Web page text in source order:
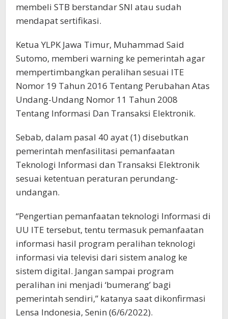
membeli STB berstandar SNI atau sudah
mendapat sertifikasi.
Ketua YLPK Jawa Timur, Muhammad Said
Sutomo, memberi warning ke pemerintah agar
mempertimbangkan peralihan sesuai ITE
Nomor 19 Tahun 2016 Tentang Perubahan Atas
Undang-Undang Nomor 11 Tahun 2008
Tentang Informasi Dan Transaksi Elektronik.
Sebab, dalam pasal 40 ayat (1) disebutkan
pemerintah menfasilitasi pemanfaatan
Teknologi Informasi dan Transaksi Elektronik
sesuai ketentuan peraturan perundang-
undangan.
“Pengertian pemanfaatan teknologi Informasi di
UU ITE tersebut, tentu termasuk pemanfaatan
informasi hasil program peralihan teknologi
informasi via televisi dari sistem analog ke
sistem digital. Jangan sampai program
peralihan ini menjadi ‘bumerang’ bagi
pemerintah sendiri,” katanya saat dikonfirmasi
Lensa Indonesia, Senin (6/6/2022).